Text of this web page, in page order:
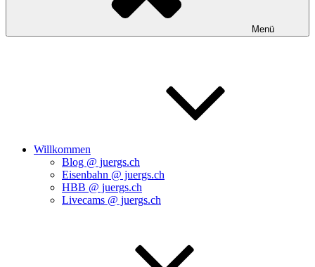
Menü
Willkommen
Blog @ juergs.ch
Eisenbahn @ juergs.ch
HBB @ juergs.ch
Livecams @ juergs.ch